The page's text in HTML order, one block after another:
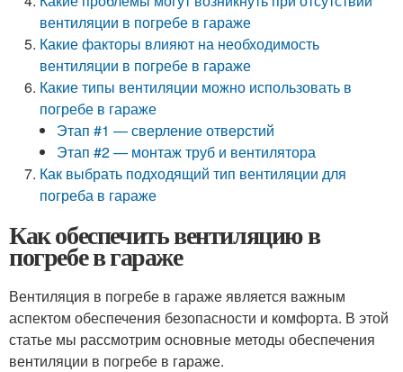
вентиляции в погребе в гараже
Какие факторы влияют на необходимость
вентиляции в погребе в гараже
Какие типы вентиляции можно использовать в
погребе в гараже
Этап #1 — сверление отверстий
Этап #2 — монтаж труб и вентилятора
Как выбрать подходящий тип вентиляции для
погреба в гараже
Как обеспечить вентиляцию в
погребе в гараже
Вентиляция в погребе в гараже является важным
аспектом обеспечения безопасности и комфорта. В этой
статье мы рассмотрим основные методы обеспечения
вентиляции в погребе в гараже.